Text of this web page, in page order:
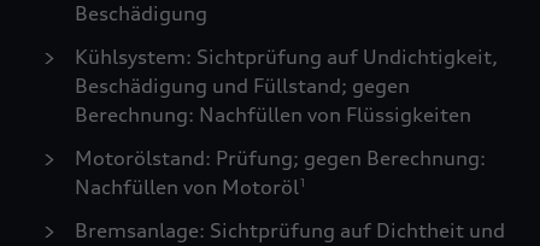
Beschädigung
Kühlsystem: Sichtprüfung auf Undichtigkeit,
Beschädigung und Füllstand; gegen
Berechnung: Nachfüllen von Flüssigkeiten
Motorölstand: Prüfung; gegen Berechnung:
Nachfüllen von Motoröl1
Bremsanlage: Sichtprüfung auf Dichtheit und